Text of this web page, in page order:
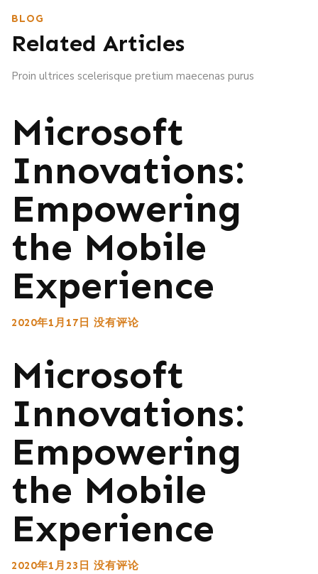
BLOG
Related Articles
Proin ultrices scelerisque pretium maecenas purus
Microsoft
Innovations:
Empowering
the Mobile
Experience
2020年1月17日 没有评论
Microsoft
Innovations:
Empowering
the Mobile
Experience
2020年1月23日 没有评论